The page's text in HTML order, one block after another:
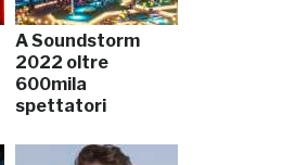
A Soundstorm
2022 oltre
600mila
spettatori